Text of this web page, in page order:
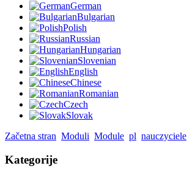
German
Bulgarian
Polish
Russian
Hungarian
Slovenian
English
Chinese
Romanian
Czech
Slovak
Začetna stran Moduli Module pl nauczyciele
Kategorije